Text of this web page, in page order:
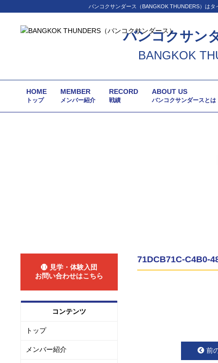
バンコクサンダース（BANGKOK THUNDERS）は
バンコクサン
BANGKOK
HOME
トップ
MEMBER
メンバー紹介
RECORD
戦績
ABOUT US
バンコクサンダースとは
71DCB71C-C4B0-
前
見学・体験入団
お問い合わせはこちら
コンテンツ
トップ
メンバー紹介